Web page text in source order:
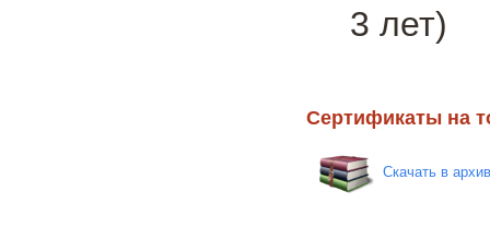
3 лет)
Сертификаты на
Скачать в